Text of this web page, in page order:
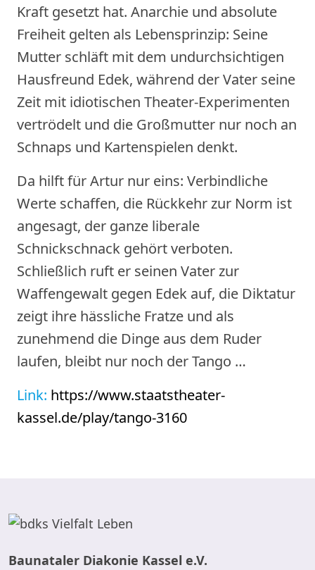
Kraft gesetzt hat. Anarchie und absolute
Freiheit gelten als Lebensprinzip: Seine
Mutter schläft mit dem undurchsichtigen
Hausfreund Edek, während der Vater seine
Zeit mit idiotischen Theater-Experimenten
vertrödelt und die Großmutter nur noch an
Schnaps und Kartenspielen denkt.
Da hilft für Artur nur eins: Verbindliche
Werte schaffen, die Rückkehr zur Norm ist
angesagt, der ganze liberale
Schnickschnack gehört verboten.
Schließlich ruft er seinen Vater zur
Waffengewalt gegen Edek auf, die Diktatur
zeigt ihre hässliche Fratze und als
zunehmend die Dinge aus dem Ruder
laufen, bleibt nur noch der Tango …
Link: https://www.staatstheater-
kassel.de/play/tango-3160
Baunataler Diakonie Kassel e.V.